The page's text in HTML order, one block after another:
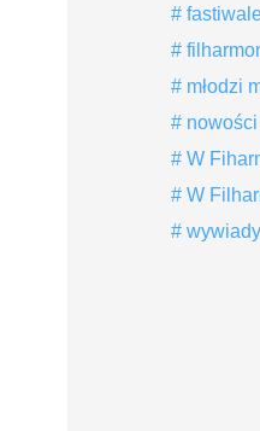
młodzi
nowości
W
W
wywiady